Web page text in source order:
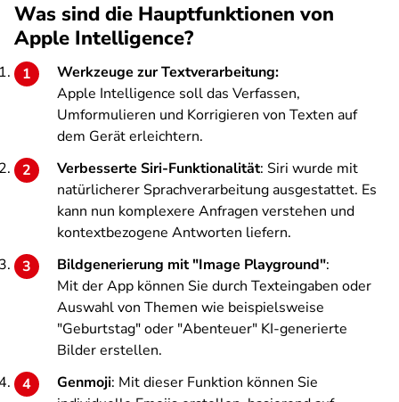
Was sind die Hauptfunktionen von
Apple Intelligence?
Werkzeuge zur Textverarbeitung:
Apple Intelligence soll das Verfassen,
Umformulieren und Korrigieren von Texten auf
dem Gerät erleichtern.
Verbesserte Siri-Funktionalität: Siri wurde mit
natürlicherer Sprachverarbeitung ausgestattet. Es
kann nun komplexere Anfragen verstehen und
kontextbezogene Antworten liefern.
Bildgenerierung mit "Image Playground":
Mit der App können Sie durch Texteingaben oder
Auswahl von Themen wie beispielsweise
"Geburtstag" oder "Abenteuer" KI-generierte
Bilder erstellen.
Genmoji: Mit dieser Funktion können Sie